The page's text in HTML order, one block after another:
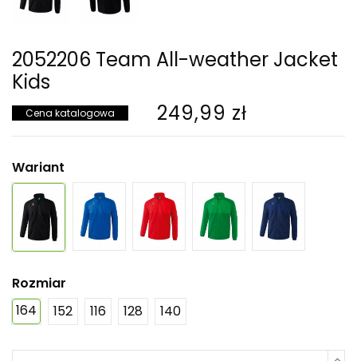
2052206 Team All-weather Jacket
Kids
Cena katalogowa 249,99 zł
Wariant
Rozmiar
164
152 116 128 140